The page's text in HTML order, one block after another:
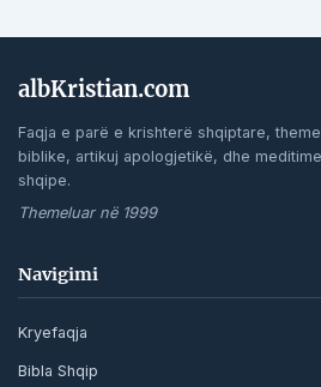
albKristian.com
Faqja e parë e krishterë shqiptare,
biblike, artikuj apologjetikë, dhe
shqipe.
Themeluar në 1999
Navigimi
Kryefaqja
Bibla Shqip